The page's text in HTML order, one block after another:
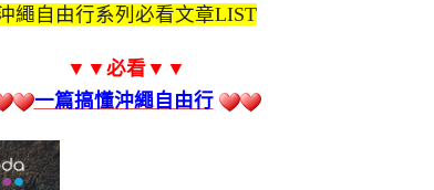
繩自由行系列必看文章LIST
▼▼必看▼▼
一篇搞懂沖繩自由行